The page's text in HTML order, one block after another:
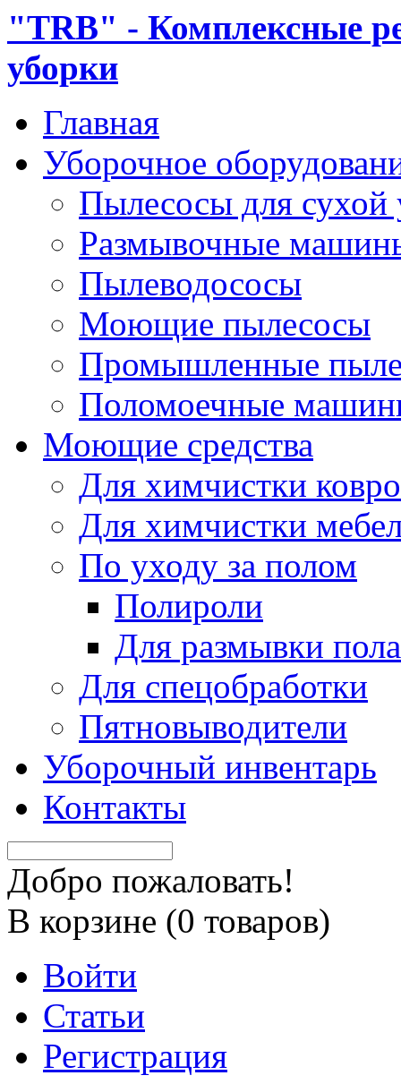
"TRB" - Комплексные
уборки
Главная
Уборочное
Пылесосы для сухой
Размывочные
Пылеводососы
Моющие пылесосы
Промышленные
Поломоечные
Моющие средства
Для химчистки
Для химчистки
По уходу за полом
Полироли
Для размывки пола
Для спецобработки
Пятновыводители
Уборочный инвентарь
Контакты
Добро пожаловать!
В корзине (0 товаров)
Войти
Статьи
Регистрация